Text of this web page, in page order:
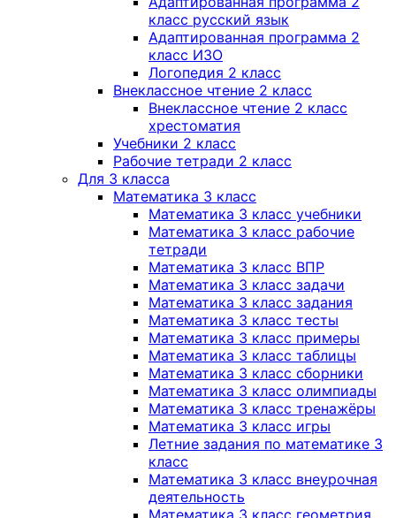
класс русский язык
Адаптированная программа 2
класс ИЗО
Логопедия 2 класс
Внеклассное чтение 2 класс
Внеклассное чтение 2 класс
хрестоматия
Учебники 2 класс
Рабочие тетради 2 класс
Для 3 класса
Математика 3 класс
Математика 3 класс учебники
Математика 3 класс рабочие
тетради
Математика 3 класс ВПР
Математика 3 класс задачи
Математика 3 класс задания
Математика 3 класс тесты
Математика 3 класс примеры
Математика 3 класс таблицы
Математика 3 класс сборники
Математика 3 класс олимпиады
Математика 3 класс тренажёры
Математика 3 класс игры
Летние задания по математике 3
класс
Математика 3 класс внеурочная
деятельность
Математика 3 класс геометрия